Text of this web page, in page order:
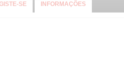
SE INFORMAÇÕES